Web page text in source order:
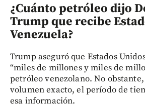
¿Cuánto petróleo dijo
Trump que recibe
Venezuela?
Trump aseguró que Estados
“miles de millones y miles de
petróleo venezolano. No
volumen exacto, el período de
esa información.